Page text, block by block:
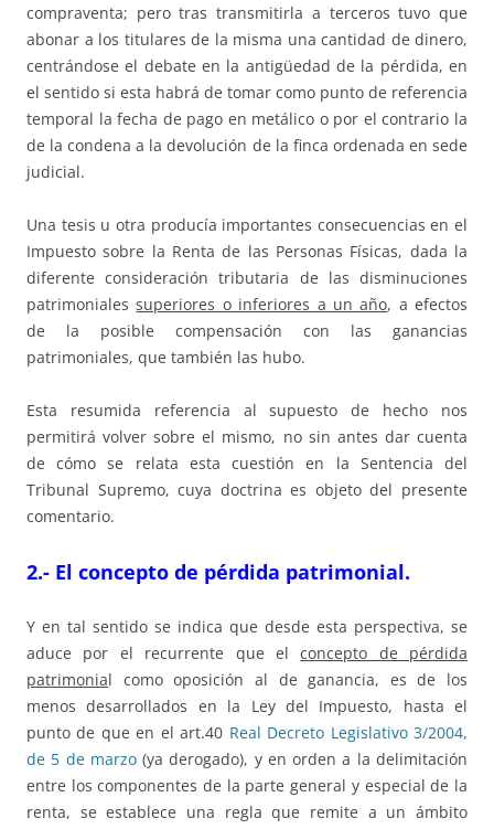
compraventa; pero tras transmitirla a terceros tuvo que
abonar a los titulares de la misma una cantidad de dinero,
centrándose el debate en la antigüedad de la pérdida, en
el sentido si esta habrá de tomar como punto de referencia
temporal la fecha de pago en metálico o por el contrario la
de la condena a la devolución de la finca ordenada en sede
judicial.
Una tesis u otra producía importantes consecuencias en el
Impuesto sobre la Renta de las Personas Físicas, dada la
diferente consideración tributaria de las disminuciones
patrimonialessuperiores o inferiores a un año, a efectos
de la posible compensación con las ganancias
patrimoniales, que también las hubo.
Esta resumida referencia al supuesto de hecho nos
permitirá volver sobre el mismo, no sin antes dar cuenta
de cómo se relata esta cuestión en la Sentencia del
Tribunal Supremo, cuya doctrina es objeto del presente
comentario.
2.- El concepto de pérdida patrimonial.
Y en tal sentido se indica que desde esta perspectiva, se
aduce por el recurrente que elconcepto de pérdida
patrimonial como oposición al de ganancia, es de los
menos desarrollados en la Ley del Impuesto, hasta el
punto de que en el art.40 Real Decreto Legislativo 3/2004,
de 5 de marzo(ya derogado), y en orden a la delimitación
entre los componentes de la parte general y especial de la
renta, se establece una regla que remite a un ámbito